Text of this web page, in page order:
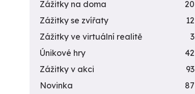
Zážitky na doma
20
Zážitky se zvířaty
12
Zážitky ve virtuální realitě
3
Únikové hry
42
Zážitky v akci
93
Novinka
87